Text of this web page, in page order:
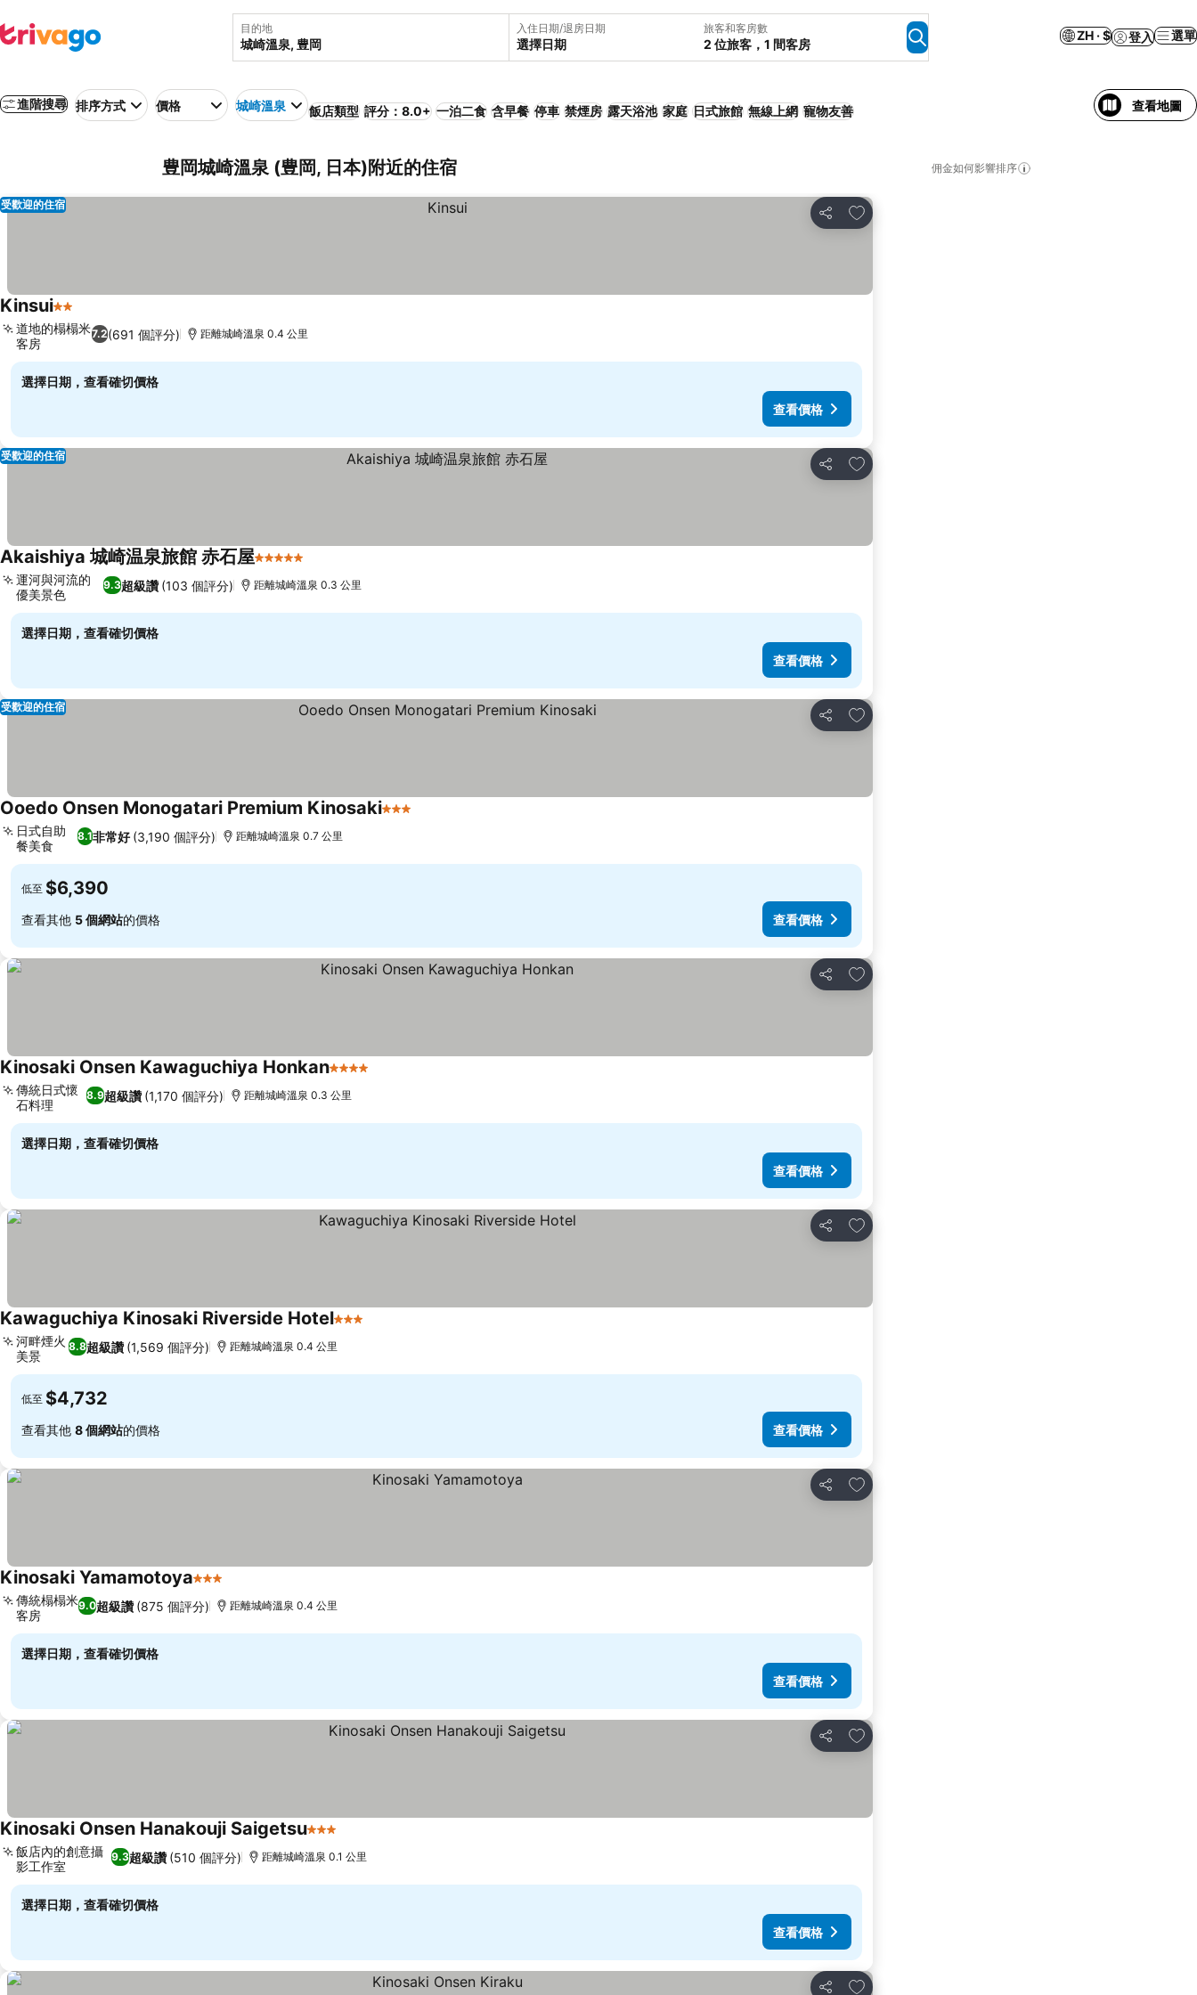
目的地 入住日期/退房日期
選擇日期
旅客和客房數
2 位旅客，1 間客房
ZH · $ 登入 選單
進階搜尋 排序方式 價格 城崎溫泉 飯店類型 評分：8.0+ 一泊二食 含早餐 停車 禁煙房 露天浴池 家庭 日式旅館 無線上網 寵物友善 查看地圖
豊岡城崎溫泉 (豊岡, 日本)附近的住宿 佣金如何影響排序
分享
加入我的最愛
受歡迎的住宿
Kinsui2 星級
7.2(691 個評分)
道地的榻榻米
客房
距離城崎溫泉 0.4 公里
選擇日期，查看確切價格
查看價格
分享
加入我的最愛
受歡迎的住宿
Akaishiya 城崎温泉旅館 赤石屋5 星級
9.3超級讚 (103 個評分)
運河與河流的
優美景色
距離城崎溫泉 0.3 公里
選擇日期，查看確切價格
查看價格
分享
加入我的最愛
受歡迎的住宿
Ooedo Onsen Monogatari Premium Kinosaki3 星級
8.1非常好 (3,190 個評分)
日式自助
餐美食
距離城崎溫泉 0.7 公里
低至 $6,390
查看其他 5 個網站的價格 查看價格
分享
加入我的最愛
Kinosaki Onsen Kawaguchiya Honkan4 星級
8.9超級讚 (1,170 個評分)
傳統日式懷
石料理
距離城崎溫泉 0.3 公里
選擇日期，查看確切價格
查看價格
分享
加入我的最愛
Kawaguchiya Kinosaki Riverside Hotel3 星級
8.8超級讚 (1,569 個評分)
河畔煙火
美景
距離城崎溫泉 0.4 公里
低至 $4,732
查看其他 8 個網站的價格 查看價格
分享
加入我的最愛
Kinosaki Yamamotoya3 星級
9.0超級讚 (875 個評分)
傳統榻榻米
客房
距離城崎溫泉 0.4 公里
選擇日期，查看確切價格
查看價格
分享
加入我的最愛
Kinosaki Onsen Hanakouji Saigetsu3 星級
9.3超級讚 (510 個評分)
飯店內的創意攝
影工作室
距離城崎溫泉 0.1 公里
選擇日期，查看確切價格
查看價格
加入我的最愛